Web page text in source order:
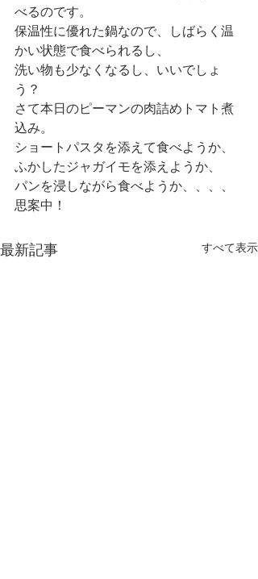
べるのです。
保温性に優れた鍋なので、しばらく温
かい状態で食べられるし、
洗い物も少なくなるし、いいでしょ
う？
さて本日のピーマンの肉詰めトマト煮
込み。
ショートパスタを添えて食べようか、
ふかしたジャガイモを添えようか、
パンを浸しながら食べようか、、、、
思案中！
最新記事 すべて表示